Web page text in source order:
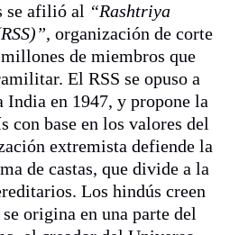
se afilió al “Rashtriya
, organización de corte
de miembros que
El RSS se opuso a
India en 1947, y propone la
con base en los valores del
extremista defiende la
de castas, que divide a la
Los hindús creen
origina en una parte del